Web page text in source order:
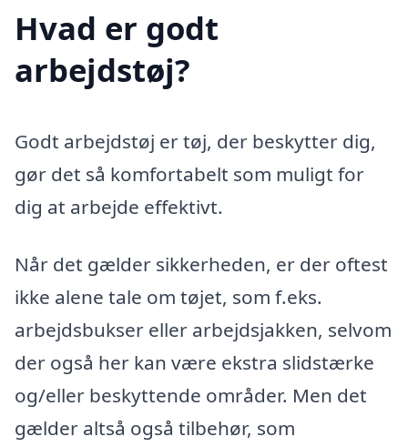
Hvad er godt
arbejdstøj?
Godt arbejdstøj er tøj, der beskytter dig,
gør det så komfortabelt som muligt for
dig at arbejde effektivt.
Når det gælder sikkerheden, er der oftest
ikke alene tale om tøjet, som f.eks.
arbejdsbukser eller arbejdsjakken, selvom
der også her kan være ekstra slidstærke
og/eller beskyttende områder. Men det
gælder altså også tilbehør, som